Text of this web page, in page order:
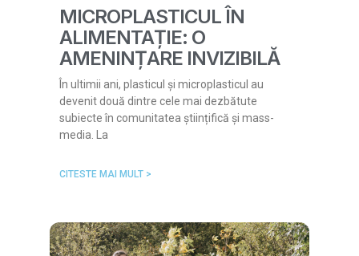
MICROPLASTICUL ÎN
ALIMENTAȚIE: O
AMENINȚARE INVIZIBILĂ
În ultimii ani, plasticul și microplasticul au
devenit două dintre cele mai dezbătute
subiecte în comunitatea științifică și mass-
media. La
CITESTE MAI MULT >